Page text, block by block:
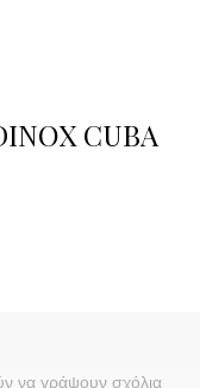
CUBA
να γράψουν σχόλια